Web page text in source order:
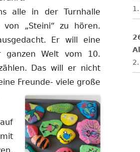
alle in der Turnhalle
„Steini“ zu hören.
Er will eine
ganzen Welt vom 10.
Das will er nicht
Freunde- viele große